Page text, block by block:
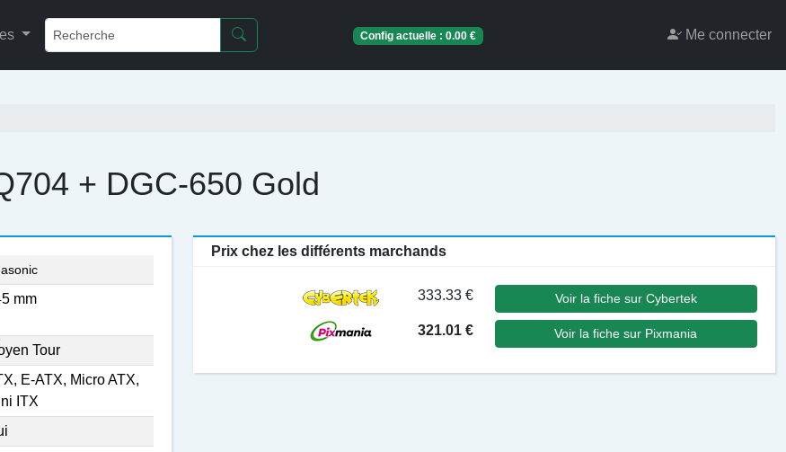
Config actuelle :0.00 € Me connecter
+ DGC-650 Gold
mm
Tour
E-ATX, Micro ATX,
ITX
Prix chez les différents marchands
333.33 € Voir la fiche sur Cybertek
321.01 € Voir la fiche sur Pixmania